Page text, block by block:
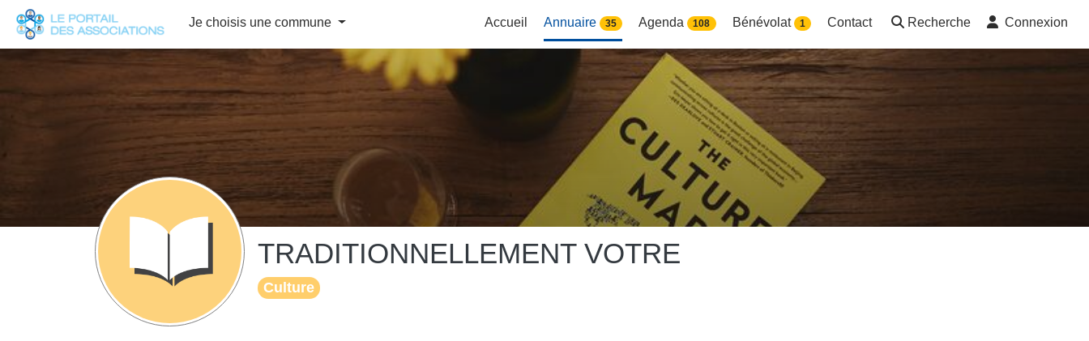
Je choisis une commune Accueil Annuaire 35 Agenda 108 Bénévolat 1 Contact Recherche Connexion
TRADITIONNELLEMENT VOTRE
Culture
Panneau de gestion des cookies